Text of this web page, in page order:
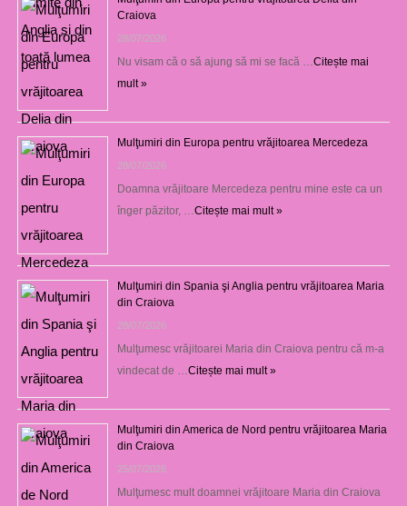
Craiova
28/07/2026
Nu visam că o să ajung să mi se facă … Citește mai
mult »
Mulţumiri din Europa pentru vrăjitoarea Mercedeza
28/07/2026
Doamna vrăjitoare Mercedeza pentru mine este ca un
înger păzitor, … Citește mai mult »
Mulţumiri din Spania şi Anglia pentru vrăjitoarea Maria
din Craiova
28/07/2026
Mulţumesc vrăjitoarei Maria din Craiova pentru că m-a
vindecat de … Citește mai mult »
Mulţumiri din America de Nord pentru vrăjitoarea Maria
din Craiova
25/07/2026
Mulţumesc mult doamnei vrăjitoare Maria din Craiova